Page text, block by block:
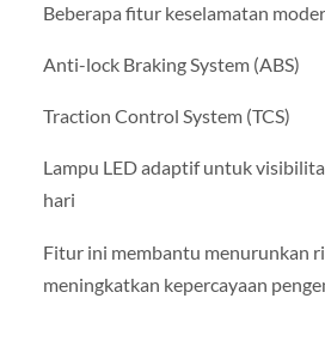
Beberapa fitur keselamatan
Anti-lock Braking System (ABS)
Traction Control System (TCS)
Lampu LED adaptif untuk
hari
Fitur ini membantu menurunkan
meningkatkan kepercayaan